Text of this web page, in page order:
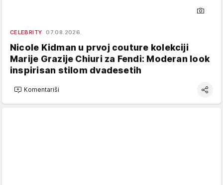
CELEBRITY 07.08.2026.
Nicole Kidman u prvoj couture kolekciji
Marije Grazije Chiuri za Fendi: Moderan look
inspirisan stilom dvadesetih
Komentariši